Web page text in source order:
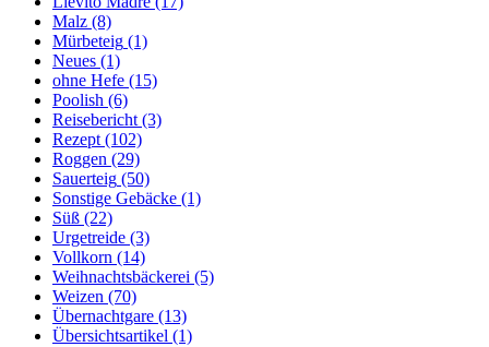
Malz (8)
Mürbeteig (1)
Neues (1)
ohne Hefe (15)
Poolish (6)
Reisebericht (3)
Rezept (102)
Roggen (29)
Sauerteig (50)
Sonstige Gebäcke (1)
Süß (22)
Urgetreide (3)
Vollkorn (14)
Weihnachtsbäckerei (5)
Weizen (70)
Übernachtgare (13)
Übersichtsartikel (1)